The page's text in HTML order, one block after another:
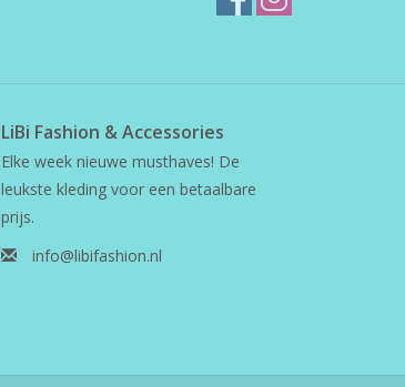
LiBi Fashion & Accessories
Elke week nieuwe musthaves! De
leukste kleding voor een betaalbare
prijs.
info@libifashion.nl